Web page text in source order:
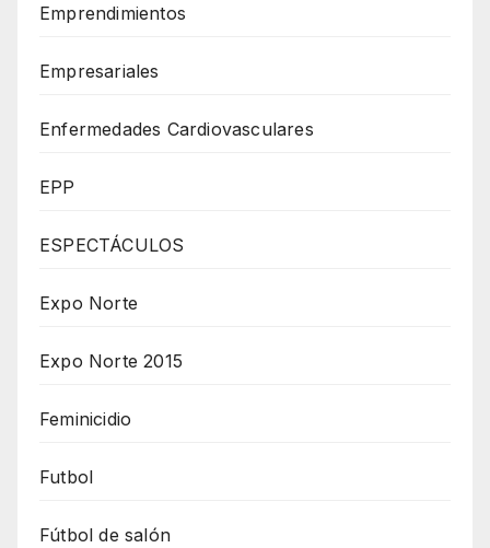
Emprendimientos
Empresariales
Enfermedades Cardiovasculares
EPP
ESPECTÁCULOS
Expo Norte
Expo Norte 2015
Feminicidio
Futbol
Fútbol de salón